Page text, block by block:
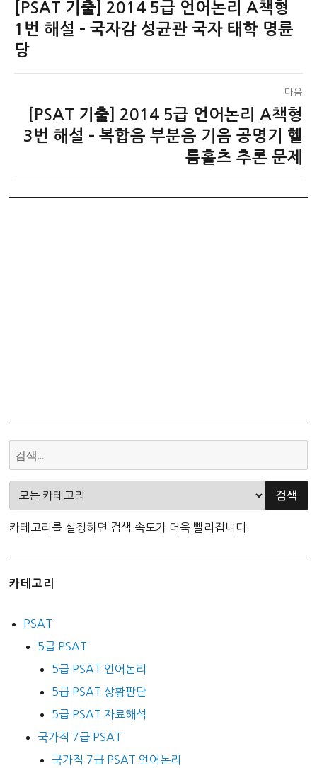
탐
색
이
전
글:
[PSAT 기출] 2014 5급 언어논리 A책형
1번 해설 – 국자감 성균관 국자 태학 명륜
당
다음
[PSAT 기출] 2014 5급 언어논리 A책형
3번 해설 – 복합음 부분음 기음 공명기 헬
름홀츠 추론 문제
카테고리를 설정하면 검색 속도가 더욱 빨라집니다.
카테고리
PSAT
5급 PSAT
5급 PSAT 언어논리
5급 PSAT 상황판단
5급 PSAT 자료해석
국가직 7급 PSAT
국가직 7급 PSAT 언어논리